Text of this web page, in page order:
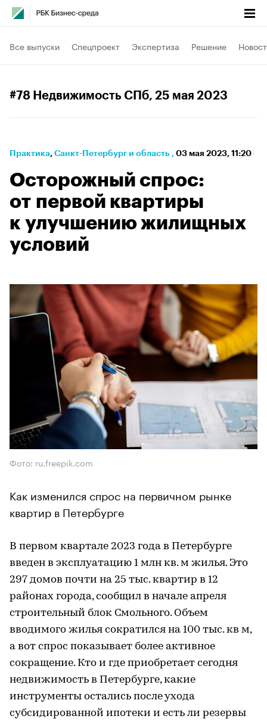
Все выпуски Спецпроект Экспертиза Решение
#78 Недвижимость СПб, 25 мая 2023
Практика⁠, Санкт-Петербург и область , 03 мая 2023, 11:20
Осторожный спрос:
от первой квартиры
к улучшению жилищных
условий
Фото: ru.freepik.com
Как изменился спрос на первичном рынке
квартир в Петербурге
В первом квартале 2023 года в Петербурге
введен в эксплуатацию 1 млн кв. м жилья. Это
297 домов почти на 25 тыс. квартир в 12
районах города, сообщил в начале апреля
строительный блок Смольного. Объем
вводимого жилья сократился на 100 тыс. кв м,
а вот спрос показывает более активное
сокращение. Кто и где приобретает сегодня
недвижимость в Петербурге, какие
инструменты остались после ухода
субсидированной ипотеки и есть ли резервы